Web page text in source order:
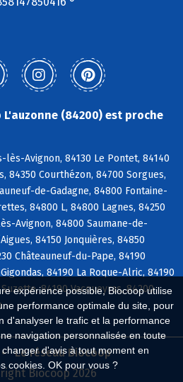
expérience possible, Biocoop utilise
performance optimale du site, pour
d'analyser le trafic et la performance
navigation personnalisée en toute
d'avis à tout moment en
cookies. OK pour vous ?
(84200) est proche
lès-Avignon, 84130 Le Pontet, 84140
84350 Courthézon, 84700 Sorgues,
de-Gadagne, 84800 Fontaine-
84800 L, 84800 Lagnes, 84250
Avignon, 84800 Saumane-de-
84150 Jonquières, 84850
Châteauneuf-du-Pape, 84190
84190 La Roque-Alric, 84190
84190 Vacqueyras, 84200
Le réseau Biocoop
Biocoop 2026